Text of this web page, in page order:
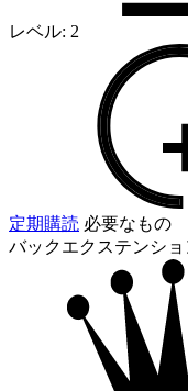
レベル: 2
定期購読 必要なもの
バックエクステンショ